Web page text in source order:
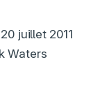
juillet 2011
Waters